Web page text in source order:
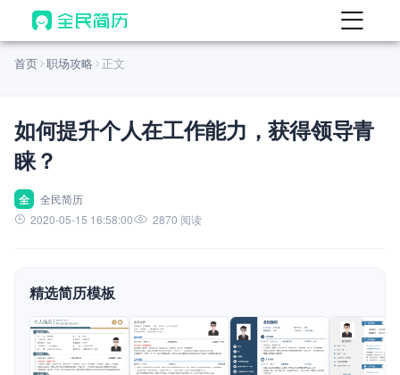
首页
AI 生成简历
AI 翻译简历
AI 诊断简历
面试自我介绍
AI 职场工具 New
简历模板
首页 职场攻略 正文
如何提升个人在工作能力，获得领导青
睐？
全
全民简历
2020-05-15 16:58:00
2870 阅读
精选简历模板